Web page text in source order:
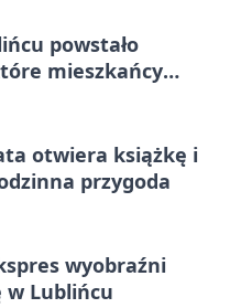
powstało
mieszkańcy
otwiera książkę i
przygoda
wyobraźni
w Lublińcu